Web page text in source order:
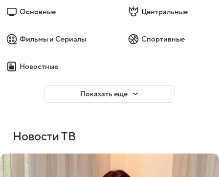
Основные Центральные
Фильмы и Сериалы Спортивные
Новостные
Показать еще
Новости ТВ